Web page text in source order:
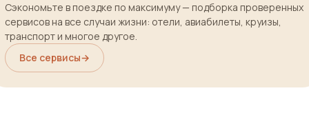
Сэкономьте в поездке по максимуму — подборка проверенных
сервисов на все случаи жизни: отели, авиабилеты, круизы,
транспорт и многое другое.
Все сервисы→